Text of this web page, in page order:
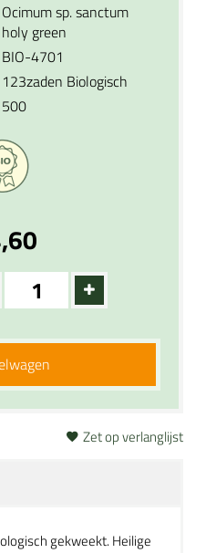
Ocimum sp. sanctum
holy green
BIO-4701
123zaden Biologisch
500
Zet op verlanglijst
gekweekt. Heilige